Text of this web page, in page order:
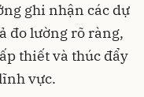
ghi nhận các dự
đo lường rõ ràng,
thiết và thúc đẩy
vực.